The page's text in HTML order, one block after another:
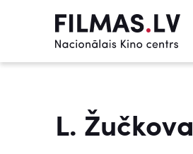
L. Žučkova